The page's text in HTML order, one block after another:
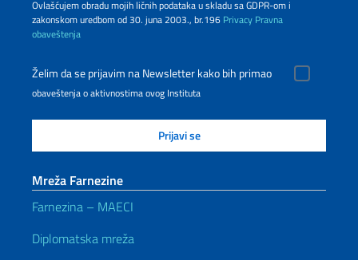
Ovlašćujem obradu mojih ličnih podataka u skladu sa GDPR-om i
zakonskom uredbom od 30. juna 2003., br.196 Privacy Pravna
obaveštenja
Želim da se prijavim na Newsletter kako bih primao
obaveštenja o aktivnostima ovog Instituta
Mreža Farnezine
Farnezina – MAECI
Diplomatska mreža